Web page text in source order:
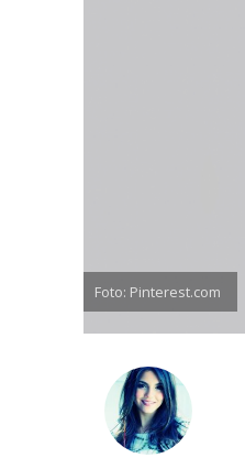
Foto: Pinterest.com